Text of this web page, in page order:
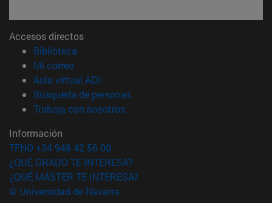
Accesos directos
Biblioteca
Mi correo(abre en nueva ventana)
Aula virtual ADI
Búsqueda de personas(abre en nueva ventana)
Trabaja con nosotros(abre en nueva ventana)
Información
TFNO +34 948 42 56 00
¿QUÉ GRADO TE INTERESA?
¿QUÉ MÁSTER TE INTERESA?
© Universidad de Navarra